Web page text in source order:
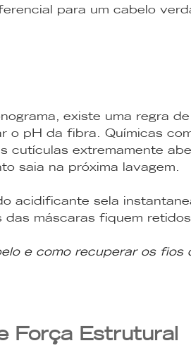
para um cabelo
existe uma regra
o pH da fibra. Químicas
cutículas extremamente
saia na próxima lavagem.
acidificante sela
máscaras fiquem
e como recuperar os fios
Força Estrutural